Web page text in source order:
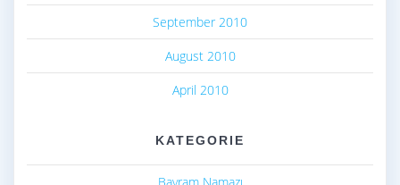
September 2010
August 2010
April 2010
KATEGORIE